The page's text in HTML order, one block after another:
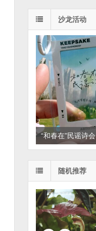
沙龙活动
“和春在”民谣诗会
随机推荐